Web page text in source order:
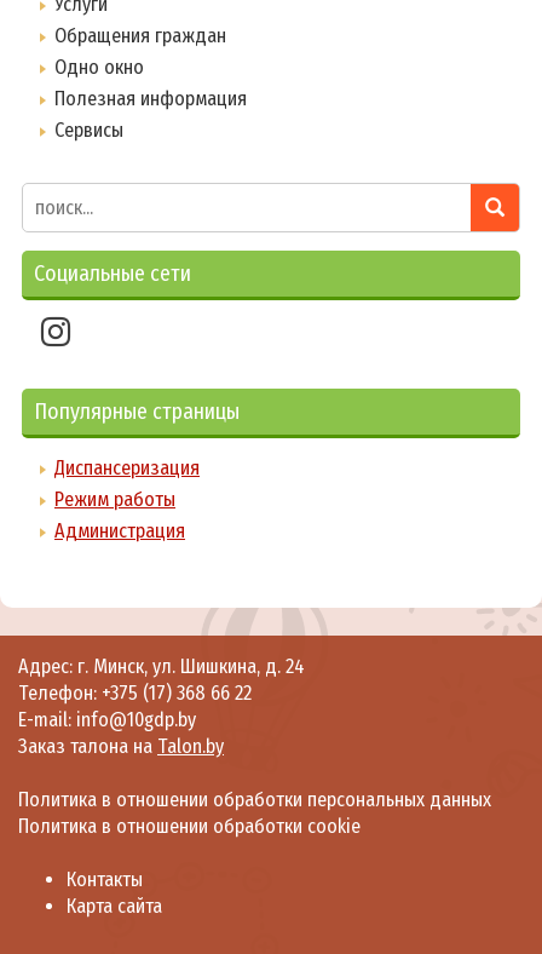
Обращения граждан
Одно окно
Полезная информация
Сервисы
Социальные сети
Популярные страницы
Диспансеризация
Режим работы
Администрация
Адрес: г. Минск, ул. Шишкина, д. 24
Телефон: +375 (17) 368 66 22
E-mail: info@10gdp.by
Заказ талона на Talon.by
Политика в отношении обработки персональных данных
Политика в отношении обработки cookie
Контакты
Карта сайта